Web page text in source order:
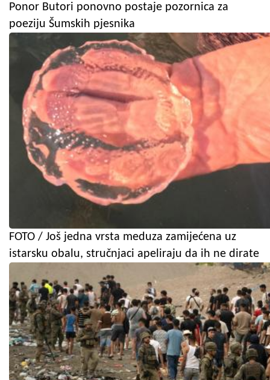
Ponor Butori ponovno postaje pozornica za
poeziju Šumskih pjesnika
FOTO / Još jedna vrsta meduza zamijećena uz
istarsku obalu, stručnjaci apeliraju da ih ne dirate